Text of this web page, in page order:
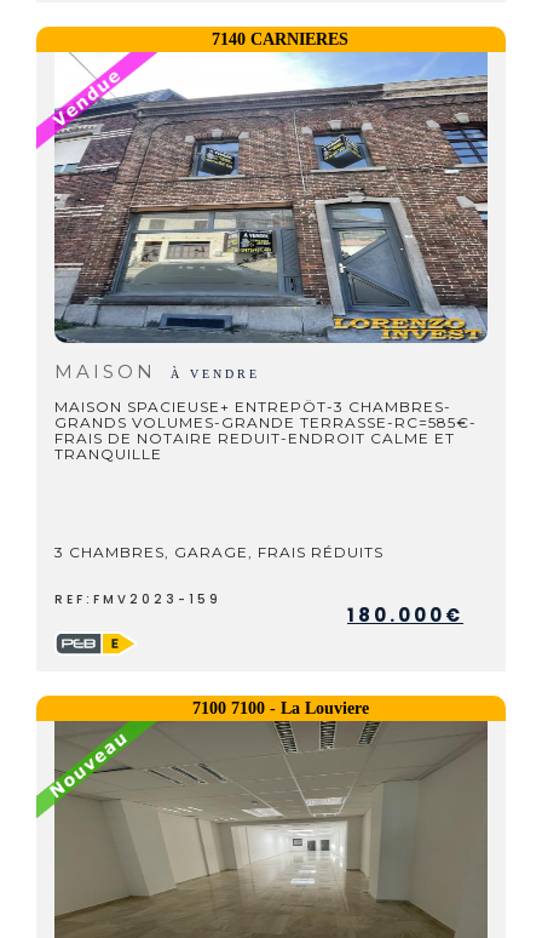
7140 CARNIERES
MAISON À VENDRE
MAISON SPACIEUSE+ ENTREPÖT-3 CHAMBRES-
GRANDS VOLUMES-GRANDE TERRASSE-RC=585€-
FRAIS DE NOTAIRE REDUIT-ENDROIT CALME ET
TRANQUILLE
3 CHAMBRES, GARAGE, FRAIS RÉDUITS
REF:FMV2023-159
180.000€
7100 7100 - La Louviere